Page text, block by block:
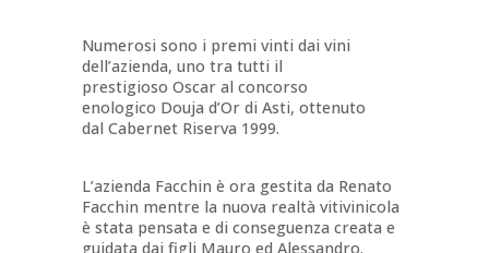
Numerosi sono i premi vinti dai vini
dell’azienda, uno tra tutti il
prestigioso Oscar al concorso
enologico Douja d’Or di Asti, ottenuto
dal Cabernet Riserva 1999.
L’azienda Facchin è ora gestita da Renato
Facchin mentre la nuova realtà vitivinicola
è stata pensata e di conseguenza creata e
guidata dai figli Mauro ed Alessandro.